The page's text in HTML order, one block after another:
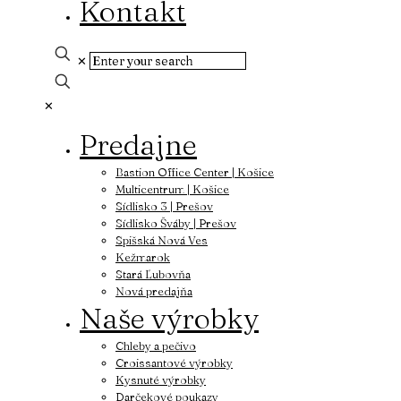
Kontakt
✕
✕
Predajne
Bastion Office Center | Košice
Multicentrum | Košice
Sídlisko 3 | Prešov
Sídlisko Šváby | Prešov
Spišská Nová Ves
Kežmarok
Stará Ľubovňa
Nová predajňa
Naše výrobky
Chleby a pečivo
Croissantové výrobky
Kysnuté výrobky
Darčekové poukazy